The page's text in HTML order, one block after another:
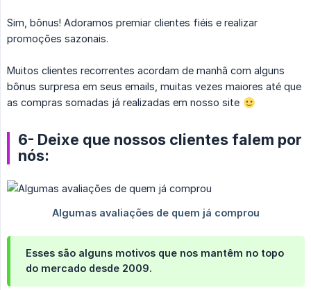
Sim, bônus! Adoramos premiar clientes fiéis e realizar
promoções sazonais.
Muitos clientes recorrentes acordam de manhã com alguns
bônus surpresa em seus emails, muitas vezes maiores até que
as compras somadas já realizadas em nosso site
6- Deixe que nossos clientes falem por
nós:
Esses são alguns motivos que nos mantêm no topo
do mercado desde 2009.